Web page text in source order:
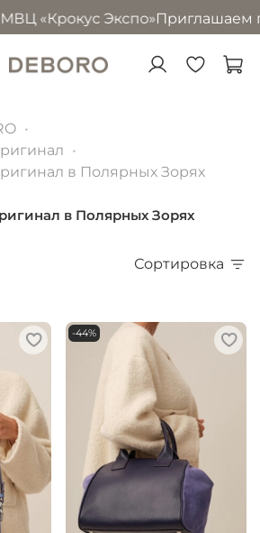
Экспо»Приглашаем
в Полярных Зорях
в Полярных Зорях
Сортировка
-44%